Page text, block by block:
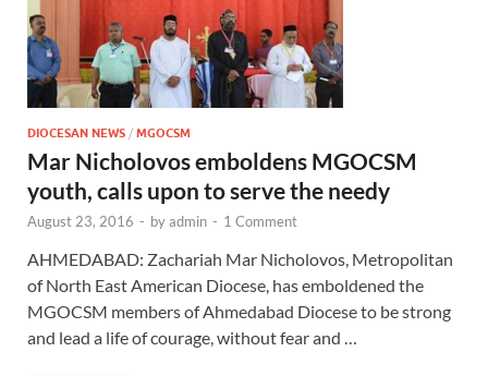
DIOCESAN NEWS / MGOCSM
Mar Nicholovos emboldens MGOCSM
youth, calls upon to serve the needy
August 23, 2016 - byadmin - 1 Comment
AHMEDABAD: Zachariah Mar Nicholovos, Metropolitan
of North East American Diocese, has emboldened the
MGOCSM members of Ahmedabad Diocese to be strong
and lead a life of courage, without fear and …